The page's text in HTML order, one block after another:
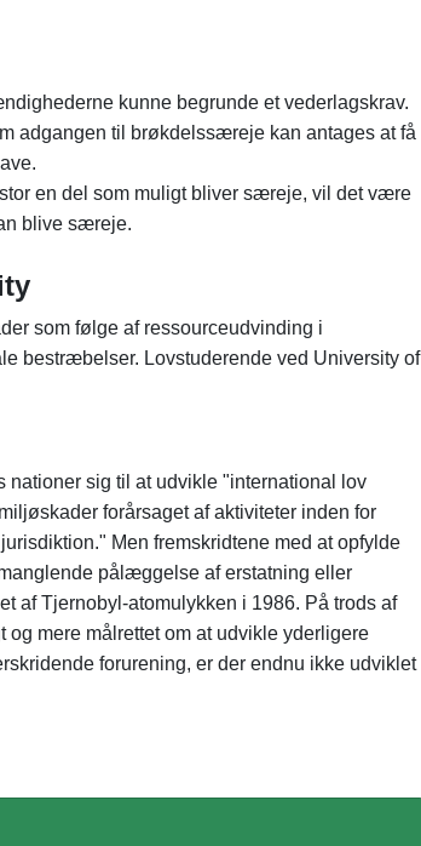
kunne begrunde et vederlagskrav.
adgangen til brøkdelssæreje kan antages at få
en del som muligt bliver særeje, vil det være
blive særeje.
som følge af ressourceudvinding i
bestræbelser. Lovstuderende ved University of
nationer sig til at udvikle "international lov
forårsaget af aktiviteter inden for
Men fremskridtene med at opfylde
pålæggelse af erstatning eller
af Tjernobyl-atomulykken i 1986. På trods af
mere målrettet om at udvikle yderligere
forurening, er der endnu ikke udviklet